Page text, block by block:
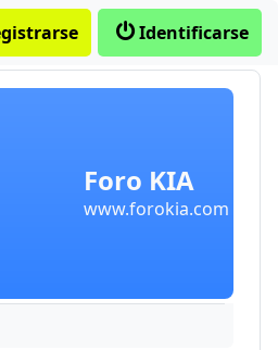
Foro KIA
www.forokia.com
Identificarse